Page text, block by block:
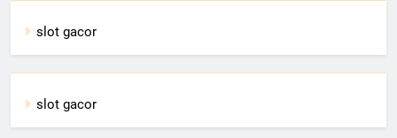
slot gacor
slot gacor